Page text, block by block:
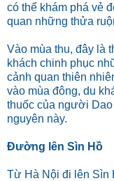
có thể khám phá vẻ
quan những thửa
Vào mùa thu, đây là
khách chinh phục
cảnh quan thiên
vào mùa đông, du
thuốc của người
nguyên này.
Đường lên Sìn Hồ
Từ Hà Nội đi lên Sìn